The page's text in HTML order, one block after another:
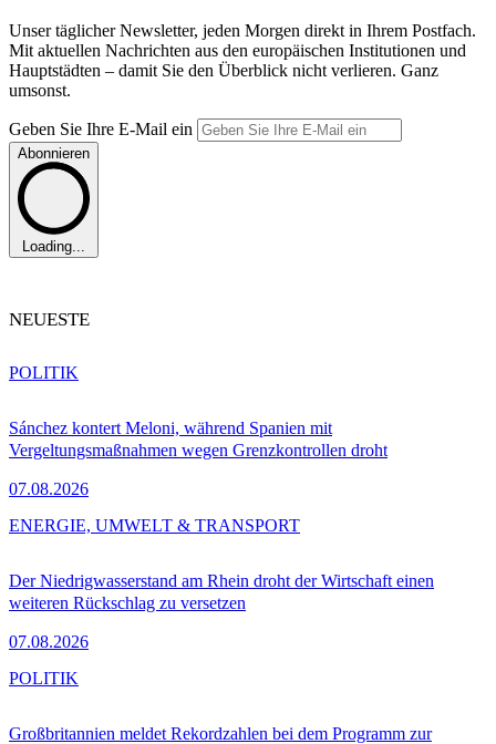
Unser täglicher Newsletter, jeden Morgen direkt in Ihrem Postfach.
Mit aktuellen Nachrichten aus den europäischen Institutionen und
Hauptstädten – damit Sie den Überblick nicht verlieren. Ganz
umsonst.
Geben Sie Ihre E-Mail ein
Abonnieren
Loading...
NEUESTE
Sánchez kontert Meloni, während Spanien mit
Vergeltungsmaßnahmen wegen Grenzkontrollen droht
07.08.2026
POLITIK
Der Niedrigwasserstand am Rhein droht der Wirtschaft einen
weiteren Rückschlag zu versetzen
07.08.2026
ENERGIE, UMWELT & TRANSPORT
Großbritannien meldet Rekordzahlen bei dem Programm zur
POLITIK